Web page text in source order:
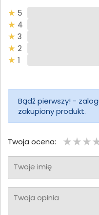
5
4
3
2
1
Bądź pierwszy! -
zakupiony produkt.
Twoja ocena:
Twoje imię
Twoja opinia